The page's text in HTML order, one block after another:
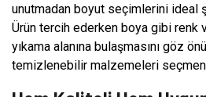
unutmadan boyut seçimlerini ideal
Ürün tercih ederken boya gibi renk
yıkama alanına bulaşmasını göz
temizlenebilir malzemeleri